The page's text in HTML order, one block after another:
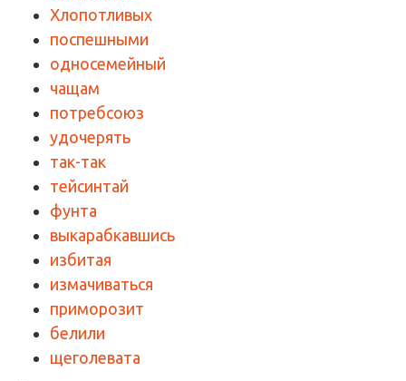
Хлопотливых
поспешными
односемейный
чащам
потребсоюз
удочерять
так-так
тейсинтай
фунта
выкарабкавшись
избитая
измачиваться
приморозит
белили
щеголевата